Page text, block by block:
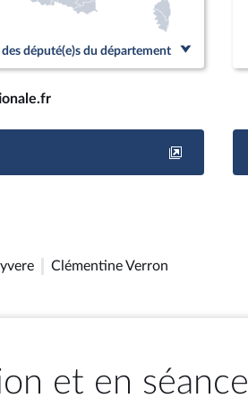
des député(e)s du département
Clémentine Verron
et en séance